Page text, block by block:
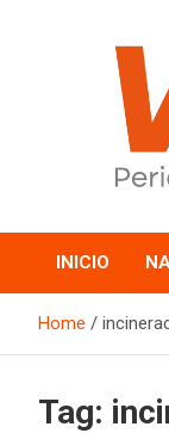
INICIO
Home
Tag: